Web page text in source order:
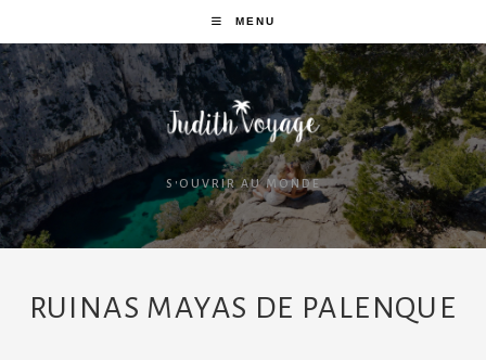
MENU
S'OUVRIR AU MONDE
RUINAS MAYAS DE PALENQUE